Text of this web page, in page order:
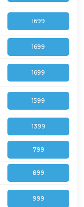
1699
1699
1699
1599
1399
799
899
999